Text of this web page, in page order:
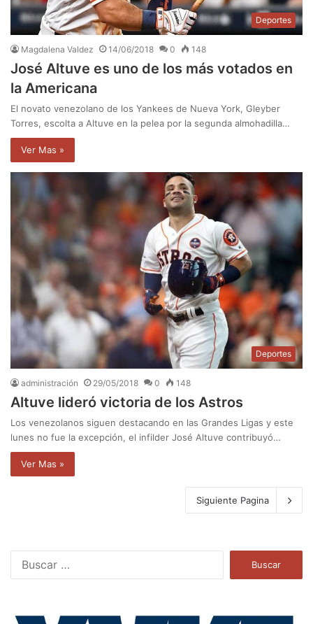
Deportes
Magdalena Valdez 14/06/2018 0 148
José Altuve es uno de los más votados en
la Americana
El novato venezolano de los Yankees de Nueva York, Gleyber
Torres, escolta a Altuve en la pelea por la segunda almohadilla…
Ver Mas »
Deportes
administración 29/05/2018 0 148
Altuve lideró victoria de los Astros
Los venezolanos siguen destacando en las Grandes Ligas y este
lunes no fue la excepción, el infilder José Altuve contribuyó…
Ver Mas »
Siguiente Pagina
a